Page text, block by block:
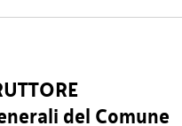
del Comune